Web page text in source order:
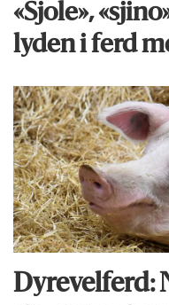
«Sjole»,
lyden i ferd
Dyrevelferd: